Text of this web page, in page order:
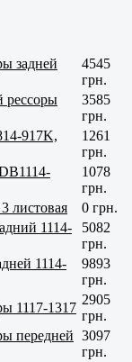
задней
4545
грн.
рессоры
3585
грн.
917K,
1261
грн.
1078
грн.
листовая
0 грн.
1114-
5082
грн.
1114-
9893
грн.
1117-1317
2905
грн.
передней 3097
грн.